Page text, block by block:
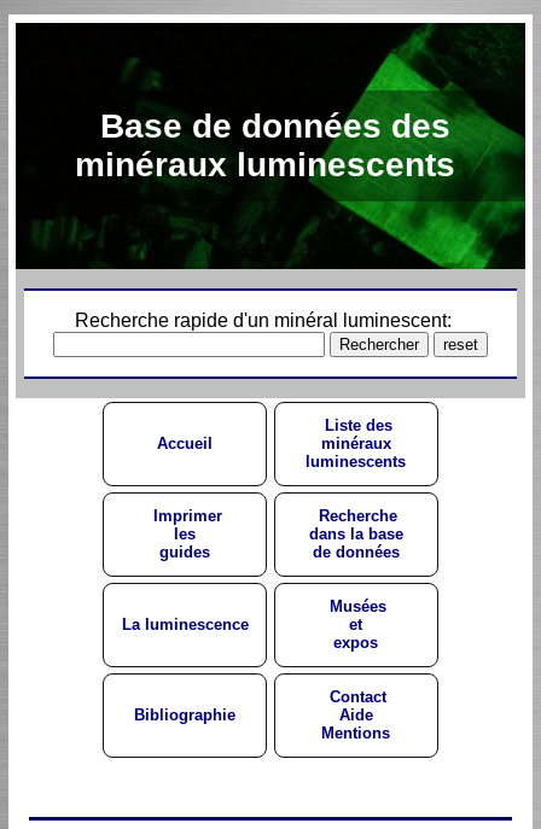
Base de données des
minéraux luminescents
Recherche rapide d'un minéral luminescent:
Accueil
Liste des
minéraux
luminescents
Imprimer
les
guides
Recherche
dans la base
de données
La luminescence
Musées
et
expos
Bibliographie
Contact
Aide
Mentions